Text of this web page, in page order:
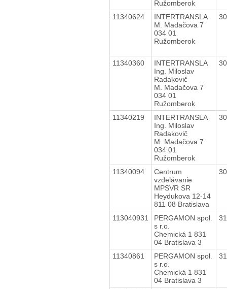
Ružomberok
11340624
INTERTRANSLA
M. Madačova 7
034 01
Ružomberok
11340360
INTERTRANSLA
Ing. Miloslav
Radakovič
M. Madačova 7
034 01
Ružomberok
11340219
INTERTRANSLA
Ing. Miloslav
Radakovič
M. Madačova 7
034 01
Ružomberok
11340094
Centrum
vzdelávanie
MPSVR SR
Heydukova 12-14
811 08 Bratislava
113040931
PERGAMON spol.
s r.o.
Chemická 1 831
04 Bratislava 3
11340861
PERGAMON spol.
s r.o.
Chemická 1 831
04 Bratislava 3